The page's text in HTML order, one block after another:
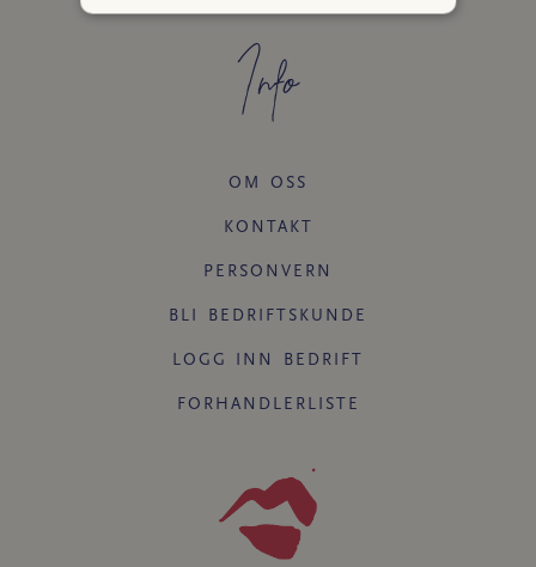
Info
OM OSS
KONTAKT
PERSONVERN
BLI BEDRIFTSKUNDE
LOGG INN BEDRIFT
FORHANDLERLISTE